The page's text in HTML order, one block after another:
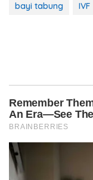
bayi tabung IVF